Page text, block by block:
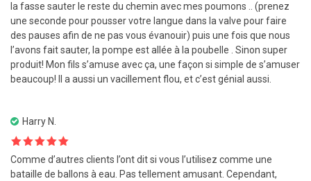
la fasse sauter le reste du chemin avec mes poumons .. (prenez
une seconde pour pousser votre langue dans la valve pour faire
des pauses afin de ne pas vous évanouir) puis une fois que nous
l’avons fait sauter, la pompe est allée à la poubelle . Sinon super
produit! Mon fils s’amuse avec ça, une façon si simple de s’amuser
beaucoup! Il a aussi un vacillement flou, et c’est génial aussi.
Harry N.
Note5sur
5
Comme d’autres clients l’ont dit si vous l’utilisez comme une
bataille de ballons à eau. Pas tellement amusant. Cependant,